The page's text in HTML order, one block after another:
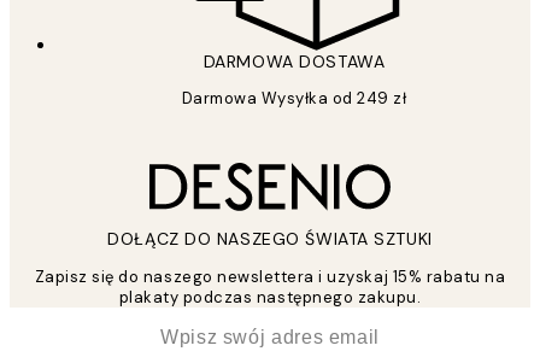
DARMOWA DOSTAWA
Darmowa Wysyłka od 249 zł
DOŁĄCZ DO NASZEGO ŚWIATA SZTUKI
Zapisz się do naszego newslettera i uzyskaj 15% rabatu na
plakaty podczas następnego zakupu.